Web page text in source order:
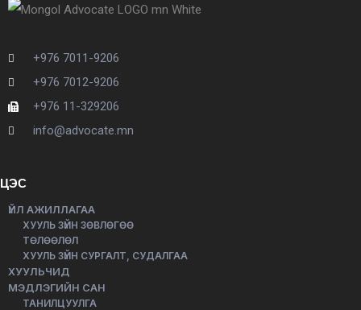
+976 7011-9206
+976 7012-9206
+976 11-329206
info@advocate.mn
ЦЭС
ҮЙЛ АЖИЛЛАГАА
ХУУЛЬ ЗҮЙН ЗӨВЛӨГӨӨ
ТӨЛӨӨЛӨЛ
ХУУЛЬ ЗҮЙН СУРГАЛТ, СУДАЛГАА
ХУУЛЬЧИД
МЭДЛЭГИЙН САН
ТАНИЛЦУУЛГА